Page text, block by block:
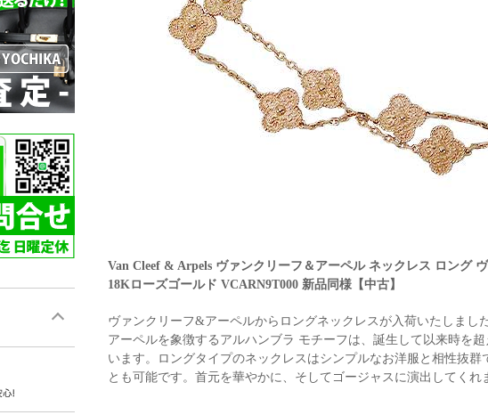
Van Cleef & Arpels ヴァンクリーフ＆アーペル ネックレス ロング
18Kローズゴールド VCARN9T000 新品同様【中古】
ヴァンクリーフ&アーペルからロングネックレスが入荷いたしまし
アーペルを象徴するアルハンブラ モチーフは、誕生して以来時を
います。ロングタイプのネックレスはシンプルなお洋服と相性抜
とも可能です。首元を華やかに、そしてゴージャスに演出してく